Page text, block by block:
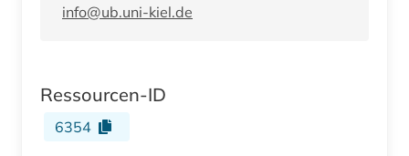
info@ub.uni-kiel.de
Ressourcen-ID
6354